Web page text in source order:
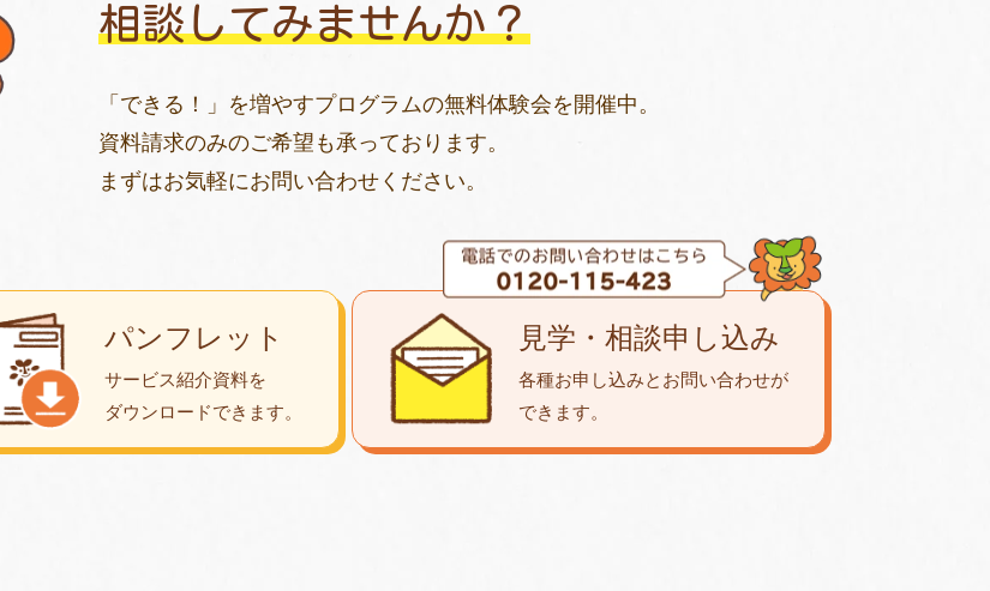
相談してみませんか？
「できる！」を増やすプログラムの無料体験会を開催中。
資料請求のみのご希望も承っております。
まずはお気軽にお問い合わせください。
パンフレット
サービス紹介資料を
ダウンロードできます。
見学・相談申し込み
各種お申し込みとお問い合わせが
できます。